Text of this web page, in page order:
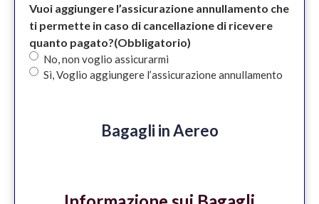
Vuoi aggiungere l’assicurazione annullamento che
ti permette in caso di cancellazione di ricevere
quanto pagato?(Obbligatorio)
No, non voglio assicurarmi
Sì, Voglio aggiungere l’assicurazione annullamento
Bagagli in Aereo